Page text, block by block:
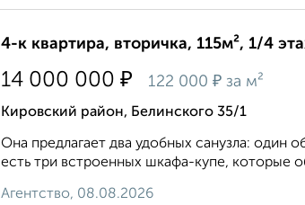
4-к квартира, вторичка, 115м², 1/4
14 000 000 ₽ 122 000 ₽ за м²
Кировский район, Белинского 35/1
Она предлагает два удобных санузла: один
есть три встроенных шкафа-купе, которые
Агентство, 08.08.2026